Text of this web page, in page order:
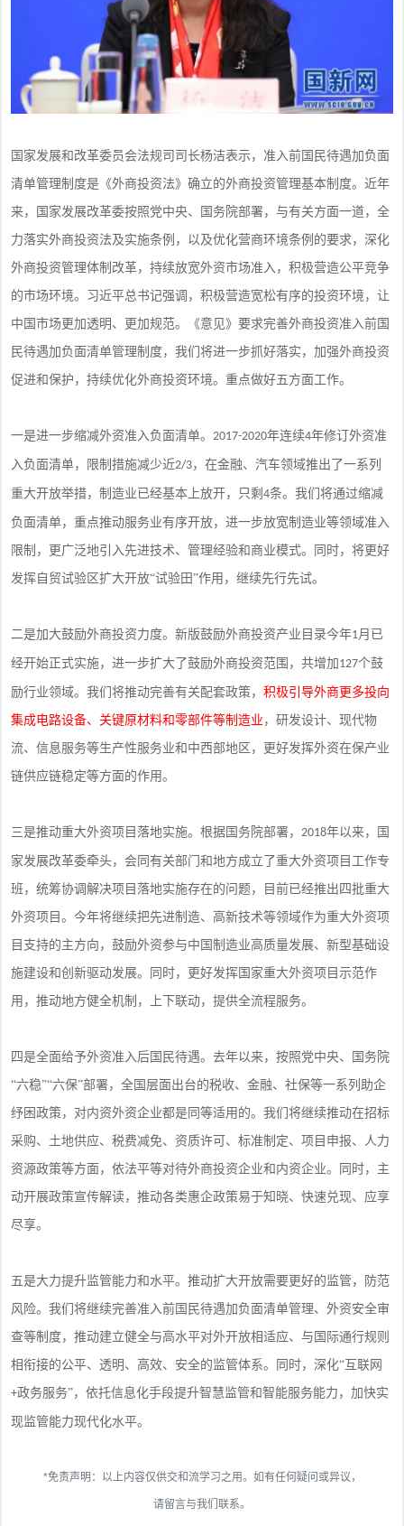
国家发展和改革委员会法规司司长杨洁表示，准入前国民待遇加负面
清单管理制度是《外商投资法》确立的外商投资管理基本制度。近年
来，国家发展改革委按照党中央、国务院部署，与有关方面一道，全
力落实外商投资法及实施条例，以及优化营商环境条例的要求，深化
外商投资管理体制改革，持续放宽外资市场准入，积极营造公平竞争
的市场环境。习近平总书记强调，积极营造宽松有序的投资环境，让
中国市场更加透明、更加规范。《意见》要求完善外商投资准入前国
民待遇加负面清单管理制度，我们将进一步抓好落实，加强外商投资
促进和保护，持续优化外商投资环境。重点做好五方面工作。
一是进一步缩减外资准入负面清单。 2017-2020年连续4年修订外资准
入负面清单，限制措施减少近2/3，在金融、汽车领域推出了一系列
重大开放举措，制造业已经基本上放开，只剩 4条。我们将通过缩减
负面清单，重点推动服务业有序开放，进一步放宽制造业等领域准入
限制，更广泛地引入先进技术、管理经验和商业模式。同时，将更好
发挥自贸试验区扩大开放“试验田”作用，继续先行先试。
二是加大鼓励外商投资力度。新版鼓励外商投资产业目录今年1月已
经开始正式实施，进一步扩大了鼓励外商投资范围，共增加 127个鼓
励行业领域。我们将推动完善有关配套政策， 积极引导外商更多投向
集成电路设备、关键原材料和零部件等制造业 ，研发设计、现代物
流、信息服务等生产性服务业和中西部地区，更好发挥外资在保产业
链供应链稳定等方面的作用。
三是推动重大外资项目落地实施。根据国务院部署， 2018年以来，国
家发展改革委牵头，会同有关部门和地方成立了重大外资项目工作专
班，统筹协调解决项目落地实施存在的问题，目前已经推出四批重大
外资项目。今年将继续把先进制造、高新技术等领域作为重大外资项
目支持的主方向，鼓励外资参与中国制造业高质量发展、新型基础设
施建设和创新驱动发展。同时，更好发挥国家重大外资项目示范作
用，推动地方健全机制，上下联动，提供全流程服务。
四是全面给予外资准入后国民待遇。去年以来，按照党中央、国务院
“六稳”“六保”部署，全国层面出台的税收、金融、社保等一系列助企
纾困政策，对内资外资企业都是同等适用的。我们将继续推动在招标
采购、土地供应、税费减免、资质许可、标准制定、项目申报、人力
资源政策等方面，依法平等对待外商投资企业和内资企业。同时，主
动开展政策宣传解读，推动各类惠企政策易于知晓、快速兑现、应享
尽享。
五是大力提升监管能力和水平。推动扩大开放需要更好的监管，防范
风险。我们将继续完善准入前国民待遇加负面清单管理、外资安全审
查等制度，推动建立健全与高水平对外开放相适应、与国际通行规则
相衔接的公平、透明、高效、安全的监管体系。同时，深化“互联网
+政务服务”，依托信息化手段提升智慧监管和智能服务能力，加快实
现监管能力现代化水平。
*免责声明：以上内容仅供交和流学习之用。如有任何疑问或异议，
请留言与我们联系。